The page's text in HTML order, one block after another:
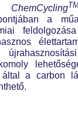
ChemCycling
a
a carbon